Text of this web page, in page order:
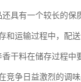
具有一个较长的保
和运输过程中，配
香干料在储存过程中
竞争日益激烈的调